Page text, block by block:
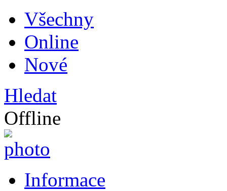
Všechny
Online
Nové
Hledat
Offline
Informace